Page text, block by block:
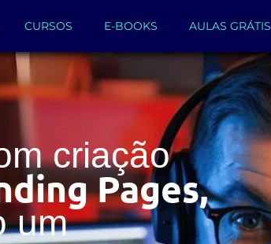
CURSOS E-BOOKS AULAS GRÁTIS
criação
Pages,
um